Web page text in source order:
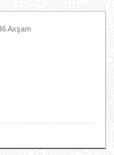
Axşam